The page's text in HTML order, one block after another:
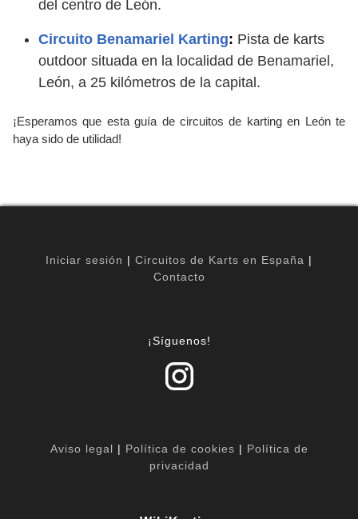
del centro de León.
Circuito Benamariel Karting: Pista de karts
outdoor situada en la localidad de Benamariel,
León, a 25 kilómetros de la capital.
¡Esperamos que esta guía de circuitos de karting en León te
haya sido de utilidad!
Iniciar sesión | Circuitos de Karts en España |
Contacto
¡Síguenos!
Aviso legal | Política de cookies | Política de
privacidad